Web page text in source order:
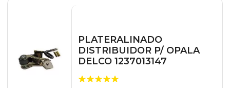
PLATERALINADO
DISTRIBUIDOR P/ OPALA
DELCO 1237013147